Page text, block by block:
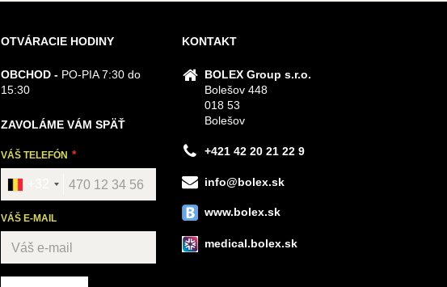
OTVÁRACIE HODINY
OBCHOD - PO-PIA 7:30 do
15:30
ZAVOLÁME VÁM SPÄŤ
VÁŠ TELEFÓN
VÁŠ E-MAIL
KONTAKT
BOLEX Group s.r.o.
Bolešov 448
018 53
Bolešov
+421 42 20 21 22 9
info@bolex.sk
www.bolex.sk
medical.bolex.sk